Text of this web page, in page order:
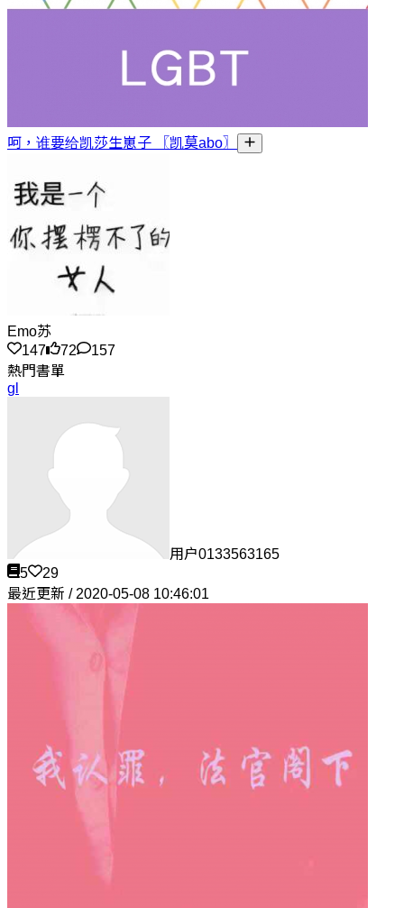
呵，谁要给凯莎生崽子 〖凯莫abo〗
Emo苏
147
72
157
熱門書單
gl
用户0133563165
5
29
最近更新 / 2020-05-08 10:46:01